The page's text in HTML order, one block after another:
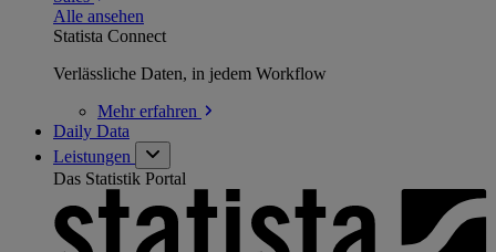
Alle ansehen
Statista Connect
Verlässliche Daten, in jedem Workflow
Mehrerfahren
Daily Data
Leistungen
Das Statistik Portal